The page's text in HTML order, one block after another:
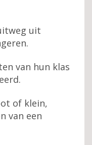
uit
van hun klas
of klein,
van een